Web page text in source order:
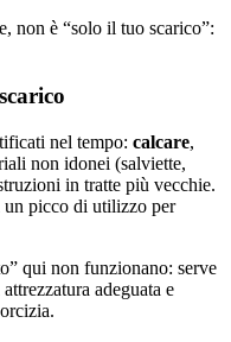
non è “solo il tuo scarico”:
nel tempo: calcare,
non idonei (salviette,
in tratte più vecchie.
un picco di utilizzo per
qui non funzionano: serve
adeguata e